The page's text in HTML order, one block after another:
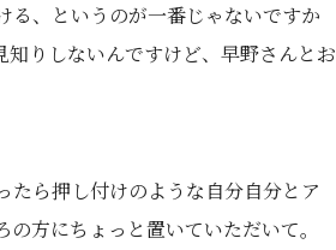
る、というのが一番じゃないですか
りしないんですけど、早野さんとお
たら押し付けのような自分自分とア
方にちょっと置いていただいて。